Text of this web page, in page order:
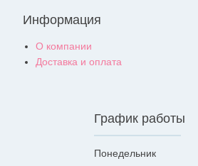
Информация
О компании
Доставка и оплата
График работы
Понедельник